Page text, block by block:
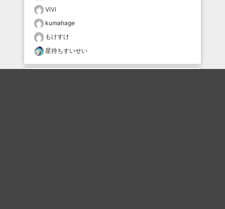
ViVi
kumahage
もけすけ
星待ちすいせい